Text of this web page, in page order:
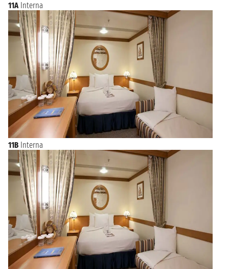
11A Interna
11B Interna